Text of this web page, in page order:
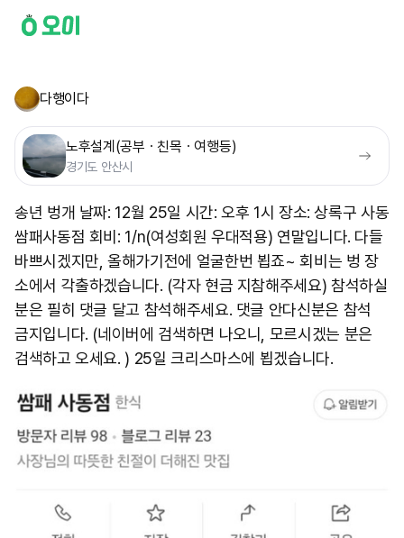
다행이다
노후설계(공부ㆍ친목ㆍ여행등)
경기도 안산시
송년 벙개 날짜: 12월 25일 시간: 오후 1시 장소: 상록구 사동
쌈패사동점 회비: 1/n(여성회원 우대적용) 연말입니다. 다들
바쁘시겠지만, 올해가기전에 얼굴한번 뵙죠~ 회비는 벙 장
소에서 각출하겠습니다. (각자 현금 지참해주세요) 참석하실
분은 필히 댓글 달고 참석해주세요. 댓글 안다신분은 참석
금지입니다. (네이버에 검색하면 나오니, 모르시겠는 분은
검색하고 오세요. ) 25일 크리스마스에 뵙겠습니다.